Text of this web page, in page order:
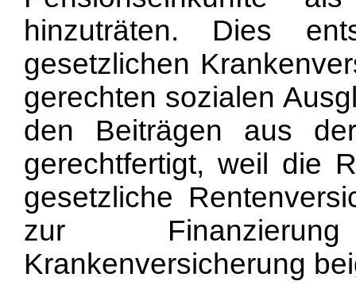
hinzuträten. Dies
gesetzlichen
gerechten sozialen
den Beiträgen aus
gerechtfertigt, weil die
gesetzliche
zur
Krankenversicherung